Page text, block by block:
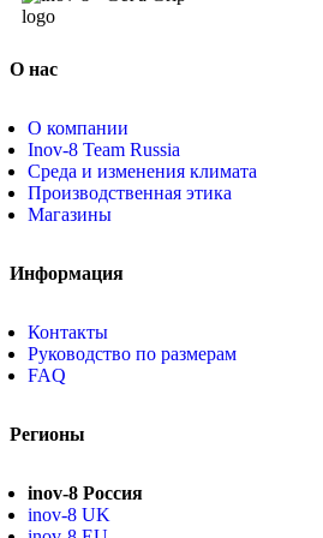
info@dinamika.run
dinamika.run
www.powermens.ru
Режим работы: пн-пт - 09.00-18.00, сб - 09.00-
Skype: PowerMens
О нас
О компании
Inov-8 Team Russia
Среда и изменения климата
Производственная этика
Магазины
Информация
Контакты
Руководство по размерам
FAQ
Регионы
inov-8 Россия
inov-8 UK